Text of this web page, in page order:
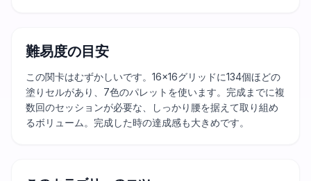
難易度の目安
この関卡はむずかしいです。16×16グリッドに134個ほどの
塗りセルがあり、7色のパレットを使います。完成までに複
数回のセッションが必要な、しっかり腰を据えて取り組め
るボリューム。完成した時の達成感も大きめです。